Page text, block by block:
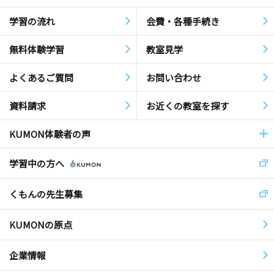
学習の流れ 会費・各種手続き
無料体験学習 教室見学
よくあるご質問 お問い合わせ
資料請求 お近くの教室を探す
KUMON体験者の声
学習中の方へ
くもんの先生募集
KUMONの原点
企業情報